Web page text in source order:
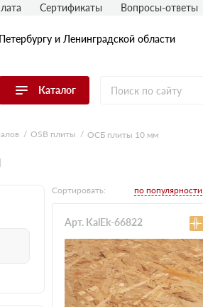
и Ленинградской области
Каталог
плиты)
Муром
Сертификаты Вопросы-ответы
OSB плиты ОСБ плиты 10 мм
Сортировать: по популярности
Арт. KalEk-66822